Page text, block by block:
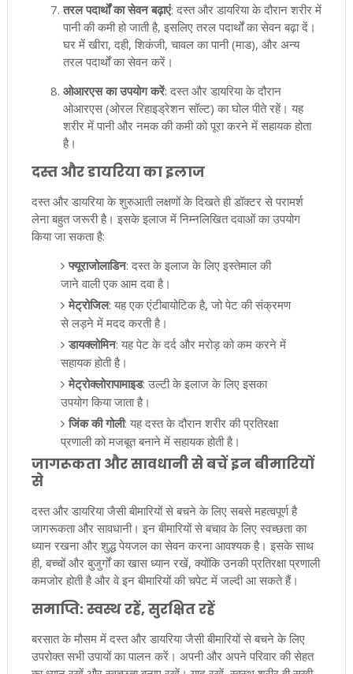
तरल पदार्थों का सेवन बढ़ाएं: दस्त और डायरिया के दौरान शरीर में
पानी की कमी हो जाती है, इसलिए तरल पदार्थों का सेवन बढ़ा दें।
घर में खीरा, दही, शिकंजी, चावल का पानी (माड), और अन्य
तरल पदार्थों का सेवन करें।
ओआरएस का उपयोग करें: दस्त और डायरिया के दौरान
ओआरएस (ओरल रिहाइड्रेशन सॉल्ट) का घोल पीते रहें। यह
शरीर में पानी और नमक की कमी को पूरा करने में सहायक होता
है।
दस्त और डायरिया का इलाज
दस्त और डायरिया के शुरुआती लक्षणों के दिखते ही डॉक्टर से परामर्श
लेना बहुत जरूरी है। इसके इलाज में निम्नलिखित दवाओं का उपयोग
किया जा सकता है:
फ्यूराजोलाडिन: दस्त के इलाज के लिए इस्तेमाल की
जाने वाली एक आम दवा है।
मेट्रोजिल: यह एक एंटीबायोटिक है, जो पेट की संक्रमण
से लड़ने में मदद करती है।
डायक्लोमिन: यह पेट के दर्द और मरोड़ को कम करने में
सहायक होती है।
मेट्रोक्लोरापामाइड: उल्टी के इलाज के लिए इसका
उपयोग किया जाता है।
जिंक की गोली: यह दस्त के दौरान शरीर की प्रतिरक्षा
प्रणाली को मजबूत बनाने में सहायक होती है।
जागरूकता और सावधानी से बचें इन बीमारियों
से
दस्त और डायरिया जैसी बीमारियों से बचने के लिए सबसे महत्वपूर्ण है
जागरूकता और सावधानी। इन बीमारियों से बचाव के लिए स्वच्छता का
ध्यान रखना और शुद्ध पेयजल का सेवन करना आवश्यक है। इसके साथ
ही, बच्चों और बुजुर्गों का खास ध्यान रखें, क्योंकि उनकी प्रतिरक्षा प्रणाली
कमजोर होती है और वे इन बीमारियों की चपेट में जल्दी आ सकते हैं।
समाप्ति: स्वस्थ रहें, सुरक्षित रहें
बरसात के मौसम में दस्त और डायरिया जैसी बीमारियों से बचने के लिए
उपरोक्त सभी उपायों का पालन करें। अपनी और अपने परिवार की सेहत